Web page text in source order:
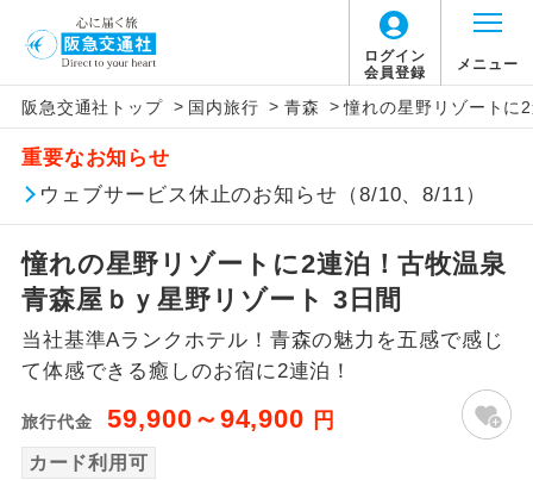
ログイン
会員登録
メニュー
阪急交通社トップ > 国内旅行 > 青森 > 憧れの星野リゾートに
重要なお知らせ
ウェブサービス休止のお知らせ（8/10、8/11）
憧れの星野リゾートに2連泊！古牧温泉
青森屋ｂｙ星野リゾート 3日間
当社基準Aランクホテル！青森の魅力を五感で感じ
て体感できる癒しのお宿に2連泊！
旅行代金 59,900～94,900 円
カード利用可
アイコン 説明
添乗員同行
往路出発空港（駅）から復路到着空港
（駅）まで同行します。
現地添乗員同
行
現地到着空港（駅）から最終日出発空港
（駅）まで添乗員が同行します。
バスガイド乗
務
バスガイドが乗務し、車内での観光案内
があります。
新コース